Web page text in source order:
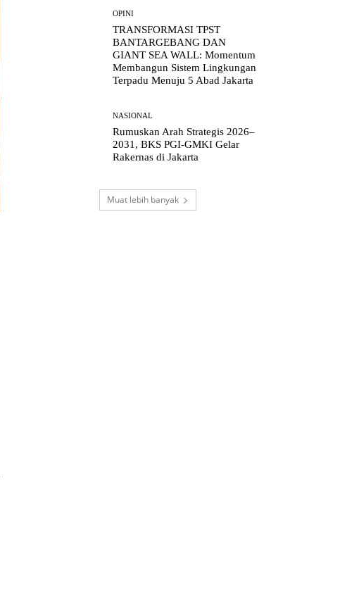
OPINI
TRANSFORMASI TPST
BANTARGEBANG DAN
GIANT SEA WALL: Momentum
Membangun Sistem Lingkungan
Terpadu Menuju 5 Abad Jakarta
NASIONAL
Rumuskan Arah Strategis 2026–
2031, BKS PGI-GMKI Gelar
Rakernas di Jakarta
Muat lebih banyak